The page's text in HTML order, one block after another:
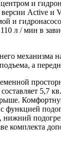
и
Active и
и
л / мин в
меха­низ­ма
а
5,7
функ­ци­ей
ниж­ний
ком­плек­та